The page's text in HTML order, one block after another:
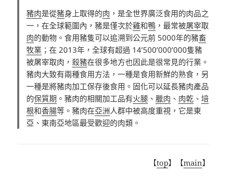
豬肉是從豬身上取得的肉 ，是全世界廣泛食用的肉品之
一，在全球範圍內，豬是僅次於雞和鴨 ，最常被屠宰取
肉的動物。食用豬隻可以追溯到公元前 5000年的豬畜
牧業 ；在 2013年，全球有超過 14’500’000’000隻豬
被屠宰取肉，殺豬在很多地方也因此是很常見的行業。
豬肉大致有兩種食用方法，一種是食用新鮮的熟食，另
一種是將豬肉加工保存後食用。固化可以延長豬肉產品
的保質期 。豬肉的相關加工品有火腿 、臘肉 、 肉乾 、培
根和香腸等。豬肉在亞洲人群中被高度重視，它是東
亞、東南亞地區最受歡迎的肉類。
【top】【main】